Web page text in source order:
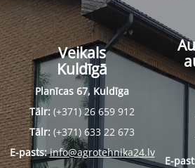
Veikals
Kuldīgā
Planīcas 67, Kuldīga
Tālr: (+371) 26 659 912
Tālr: (+371) 633 22 673
E-pasts:info@agrotehnika24.lv
E-